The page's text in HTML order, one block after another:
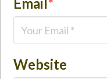
Email*
Website